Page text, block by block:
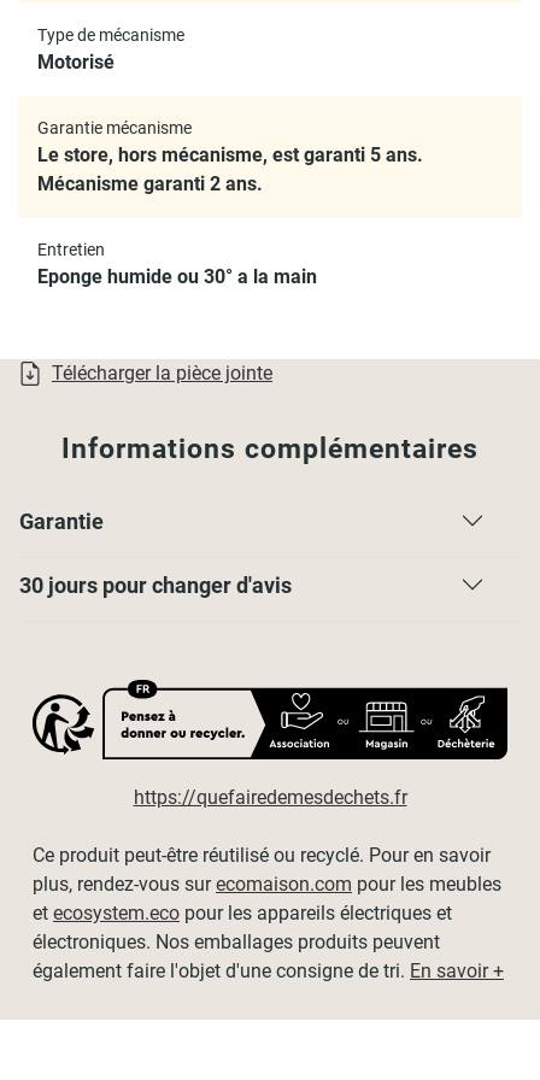
- Moteur télécommandé en 433Mhz
- Une recharge permet environ 600 cycles (= montée +
- Pour manipuler plusieurs stores e-roll, choisissez la
télécommande E32 ou la box connectée à votre
smartphone E34 (vendues séparément)
- Mécanisme garanti 2 ans
- Sécurité enfant
- Type de pose : murale ou plafond
- Visserie incluse
- Tube motorisé de 28 mm de diamètre avec son tissu
- Kit de fixations
- Télécommande
- Notice de montage en français
Dimensions
hors mécanisme.
Possibilité de recoupe en largeur avec une paire de
ciseaux et une scie à métaux.
Dimensions disponibles (tissu / hors-tout) :
- L84 x H250cm (Largeur tissu 80cm)
Type de mécanisme
Motorisé
Garantie mécanisme
Le store, hors mécanisme, est garanti 5 ans.
Mécanisme garanti 2 ans.
Entretien
Eponge humide ou 30° a la main
Télécharger la pièce jointe
Informations complémentaires
Garantie
30 jours pour changer d'avis
https://quefairedemesdechets.fr
Ce produit peut-être réutilisé ou recyclé. Pour en savoir
plus, rendez-vous surecomaison.com pour les meubles
et ecosystem.eco pour les appareils électriques et
électroniques. Nos emballages produits peuvent
également faire l'objet d'une consigne de tri. En savoir +